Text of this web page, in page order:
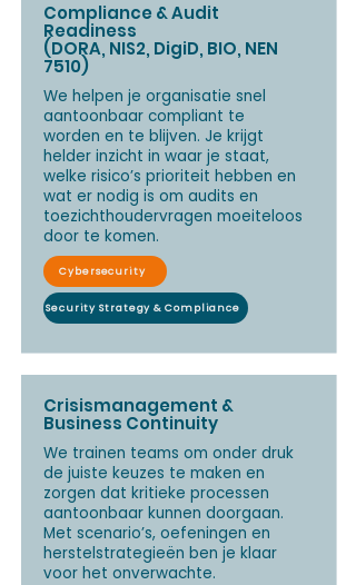
Compliance & Audit
Readiness
(DORA, NIS2, DigiD, BIO, NEN
7510)
We helpen je organisatie snel
aantoonbaar compliant te
worden en te blijven. Je krijgt
helder inzicht in waar je staat,
welke risico’s prioriteit hebben en
wat er nodig is om audits en
toezichthoudervragen moeiteloos
door te komen.
Cybersecurity
Security Strategy & Compliance
Crisismanagement &
Business Continuity
We trainen teams om onder druk
de juiste keuzes te maken en
zorgen dat kritieke processen
aantoonbaar kunnen doorgaan.
Met scenario’s, oefeningen en
herstelstrategieën ben je klaar
voor het onverwachte.